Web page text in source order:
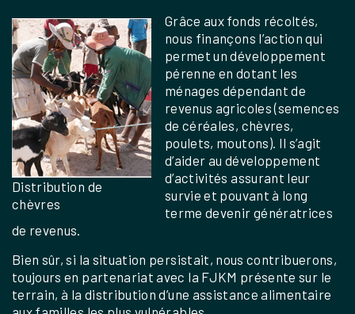
Distribution de
chèvres
Grâce aux fonds récoltés,
nous finançons l’action qui
permet un développement
pérenne en dotant les
ménages dépendant de
revenus agricoles (semences
de céréales, chèvres,
poulets, moutons). Il s’agit
d’aider au développement
d’activités assurant leur
survie et pouvant à long
terme devenir génératrices
de revenus.
Bien sûr, si la situation persistait, nous contribuerons,
toujours en partenariat avec la FJKM présente sur le
terrain, à la distribution d’une assistance alimentaire